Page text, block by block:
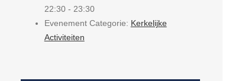
22:30 - 23:30
Evenement Categorie: Kerkelijke
Activiteiten